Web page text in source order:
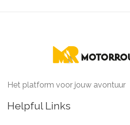
Het platform voor jouw avontuur
Helpful Links